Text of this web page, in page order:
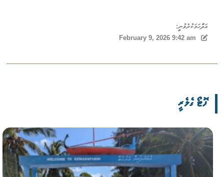
އަދާހަމަކުރެވުނީ:
February 9, 2026 9:42 am
ފޮޓޯ ގެލެރީ